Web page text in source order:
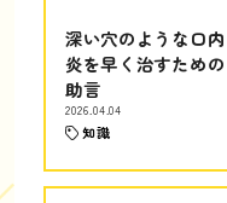
深い穴のような口内
炎を早く治すための
助言
2026.04.04
知識